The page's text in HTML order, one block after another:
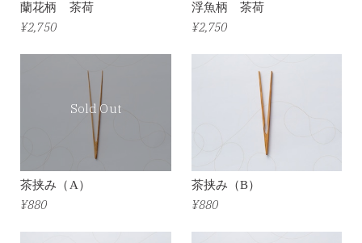
蘭花柄 茶荷
¥2,750
浮魚柄 茶荷
¥2,750
Sold Out
茶挟み（A）
¥880
茶挟み（B）
¥880